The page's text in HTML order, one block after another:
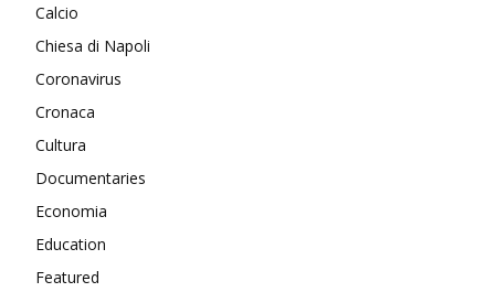
Calcio
Chiesa di Napoli
Coronavirus
Cronaca
Cultura
Documentaries
Economia
Education
Featured